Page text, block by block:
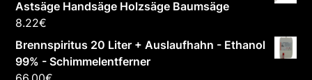
Astsäge Handsäge Holzsäge Baumsäge
8.22€
Brennspiritus 20 Liter + Auslaufhahn - Ethanol
99% - Schimmelentferner